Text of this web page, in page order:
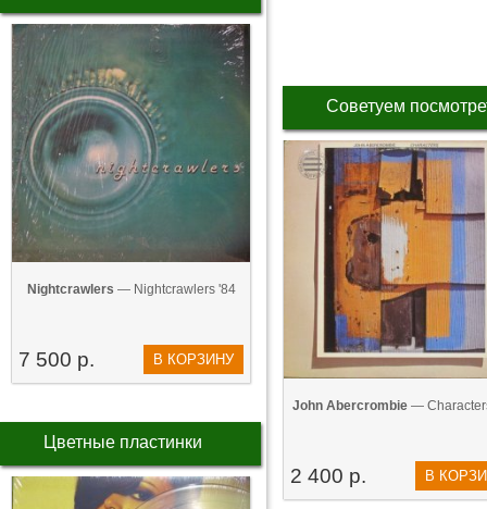
Nightcrawlers — Nightcrawlers '84
7 500 р. В КОРЗИНУ
Цветные пластинки
Советуем
John Abercrombie —
2 400 р. В